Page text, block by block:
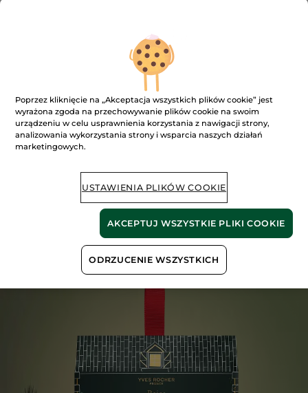
Zanurz się w magiczny świat Yves Rocher!
LIMITOWANA KOLEKCJA JUŻ
DOSTĘPNA – TYLKO ONLINE!​
ODKRYJ 3 WYJĄTKOWE ZAPACHY:​
ZIMOWE OWOCE
Poprzez kliknięcie na „Akceptacja wszystkich plików cookie” jest
wyrażona zgoda na przechowywanie plików cookie na swoim
urządzeniu w celu usprawnienia korzystania z nawigacji strony,
analizowania wykorzystania strony i wsparcia naszych działań
marketingowych.
USTAWIENIA PLIKÓW COOKIE
ODRZUCENIE WSZYSTKICH
AKCEPTUJ WSZYSTKIE PLIKI COOKIE